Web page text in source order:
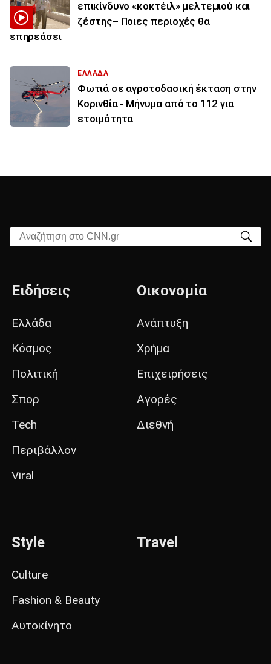
επικίνδυνο «κοκτέιλ» μελτεμιού και
ζέστης– Ποιες περιοχές θα
επηρεάσει
ΕΛΛΑΔΑ
Φωτιά σε αγροτοδασική έκταση στην
Κορινθία - Μήνυμα από το 112 για
ετοιμότητα
Αναζήτηση στο CNN.gr
Ειδήσεις
Ελλάδα
Κόσμος
Πολιτική
Σπορ
Tech
Περιβάλλον
Viral
Οικονομία
Ανάπτυξη
Χρήμα
Επιχειρήσεις
Αγορές
Διεθνή
Style
Culture
Fashion & Beauty
Αυτοκίνητο
Travel